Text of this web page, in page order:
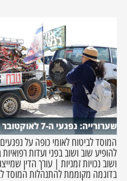
שערורייה: נפגעי ה-7 לאוקטובר ממשיכים להיפגע
להופיע שוב ושוב בפני ועדות
ושוב נכויות זמניות | עורך הדין
בדוגמה מקוממת להתנהלות המוסד